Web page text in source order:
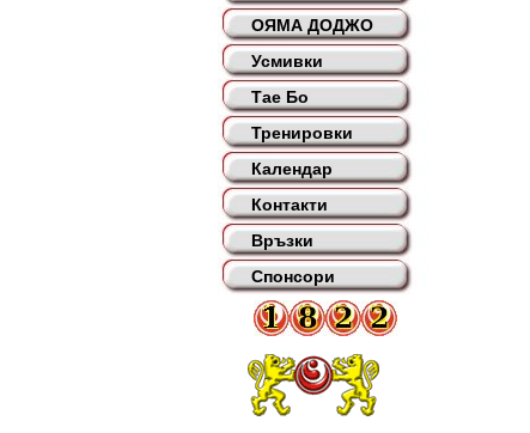
ОЯМА ДОДЖО
Усмивки
Тае Бо
Тренировки
Календар
Контакти
Връзки
Спонсори